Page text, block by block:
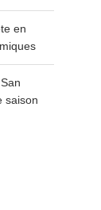
en
saison